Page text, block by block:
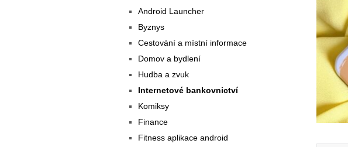
Android Launcher
Byznys
Cestování a místní informace
Domov a bydlení
Hudba a zvuk
Internetové bankovnictví
Komiksy
Finance
Fitness aplikace android